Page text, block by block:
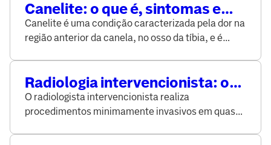
Canelite: o que é, sintomas e
tratamento
Canelite é uma condição caracterizada pela dor na
região anterior da canela, no osso da tíbia, e é
Radiologia intervencionista: o
que é, procedimento e
indicações
O radiologista intervencionista realiza
procedimentos minimamente invasivos em quase